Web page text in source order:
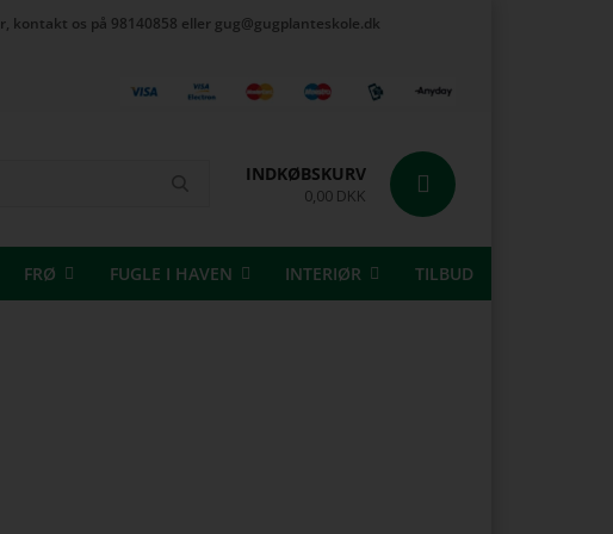
kontakt os på 98140858 eller gug@gugplanteskole.dk
INDKØBSKURV
0,00 DKK
FRØ FUGLE I HAVEN INTERIØR TILBUD